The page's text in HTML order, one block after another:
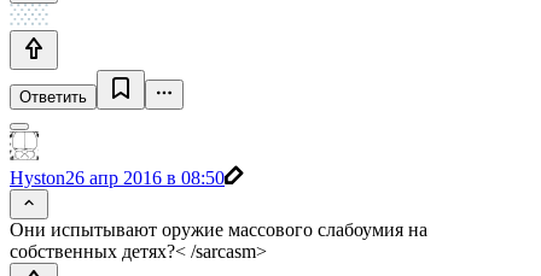
Ответить
Hyston26 апр 2016 в 08:50
Они испытывают оружие массового слабоумия на
собственных детях?< /sarcasm>